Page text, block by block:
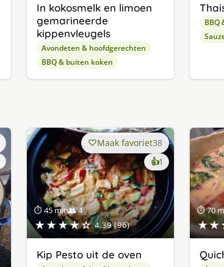
In kokosmelk en limoen
gemarineerde
kippenvleugels
Avondeten & hoofdgerechten
BBQ & buiten koken
BBQ
⏱ 45 min👥 4
★★★★☆ 4.39 (96)
Maak favoriet38
👍1 keer
lekker
gevonden
Kip Pesto uit de oven
⏱ 70